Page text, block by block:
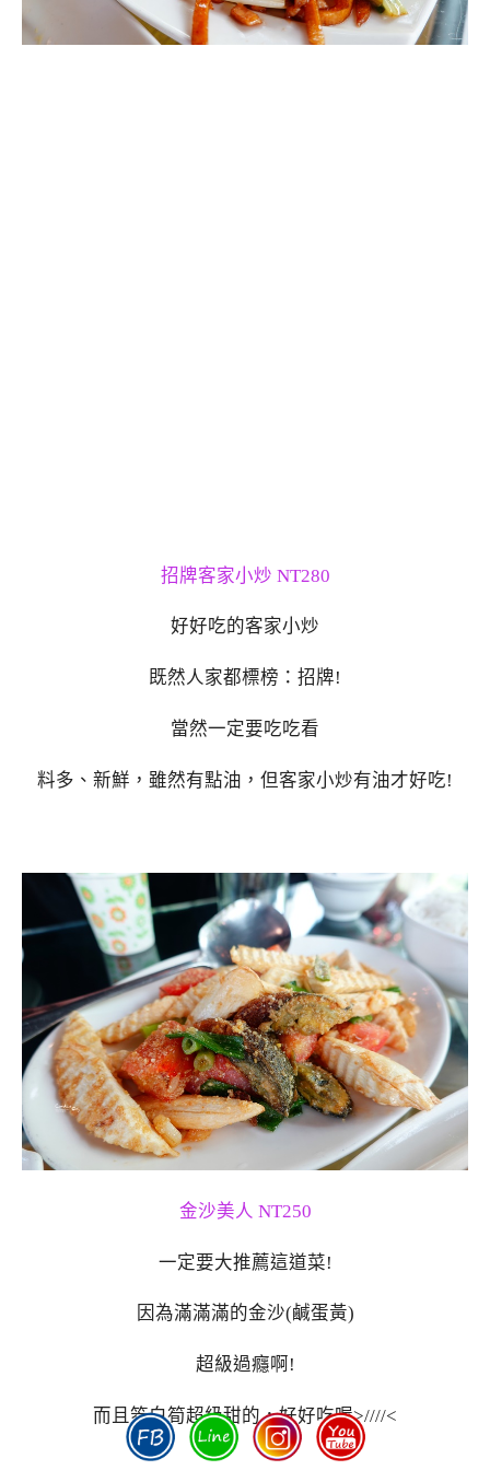
招牌客家小炒 NT280
好好吃的客家小炒
既然人家都標榜：招牌!
當然一定要吃吃看
料多、新鮮，雖然有點油，但客家小炒有油才好吃!
金沙美人 NT250
一定要大推薦這道菜!
因為滿滿滿的金沙(鹹蛋黃)
超級過癮啊!
而且筊白筍超級甜的，好好吃喔>////<